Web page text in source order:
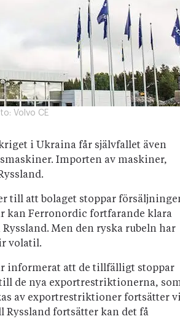
Volvo CE
i Ukraina får självfallet även
Importen av maskiner,
till att bolaget stoppar
kan Ferronordic fortfarande klara
Men den ryska rubeln har
volatil.
informerat att de tillfälligt stoppar
de nya exportrestriktionerna,
av exportrestriktioner fortsätter
Ryssland fortsätter kan det få